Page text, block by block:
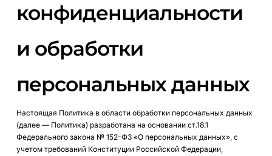
конфиденциальности
и обработки
персональных данных
Настоящая Политика в области обработки персональных данных
(далее — Политика) разработана на основании ст.18.1
Федерального закона № 152-ФЗ «О персональных данных», с
учетом требований Конституции Российской Федерации,